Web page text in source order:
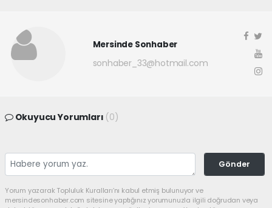
Mersinde Sonhaber
sonhaber_33@hotmail.com
Okuyucu Yorumları (0)
Gönder
Yorum yazarak Topluluk Kuralları’nı kabul etmiş bulunuyor ve
mersindesonhaber.com sitesine yaptığınız yorumunuzla ilgili doğrudan veya